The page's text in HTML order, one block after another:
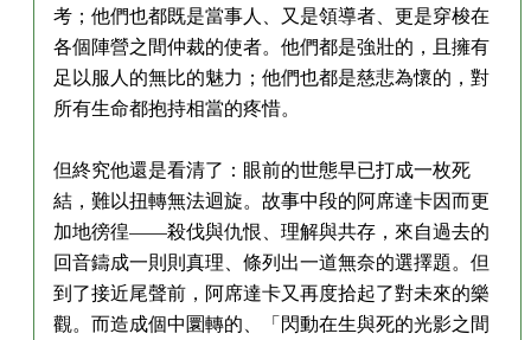
考；他們也都既是當事人、又是領導者、更是穿梭在
各個陣營之間仲裁的使者。他們都是強壯的，且擁有
足以服人的無比的魅力；他們也都是慈悲為懷的，對
所有生命都抱持相當的疼惜。
但終究他還是看清了：眼前的世態早已打成一枚死
結，難以扭轉無法迴旋。故事中段的阿席達卡因而更
加地徬徨——殺伐與仇恨、理解與共存，來自過去的
回音鑄成一則則真理、條列出一道無奈的選擇題。但
到了接近尾聲前，阿席達卡又再度拾起了對未來的樂
觀。而造成個中圜轉的、「閃動在生與死的光影之間